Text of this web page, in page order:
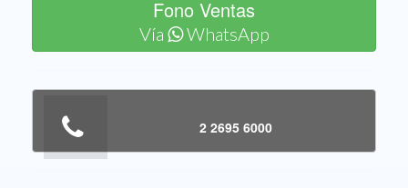
Fono Ventas
Vía WhatsApp
2 2695 6000